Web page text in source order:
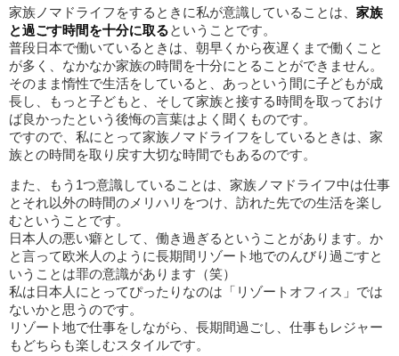
家族ノマドライフをするときに私が意識していることは、 家族
と過ごす時間を十分に取るということです。
普段日本で働いているときは、朝早くから夜遅くまで働くこと
が多く、なかなか家族の時間を十分にとることができません。
そのまま惰性で生活をしていると、あっという間に子どもが成
長し、もっと子どもと、そして家族と接する時間を取っておけ
ば良かったという後悔の言葉はよく聞くものです。
ですので、私にとって家族ノマドライフをしているときは、家
族との時間を取り戻す大切な時間でもあるのです。
また、もう1つ意識していることは、家族ノマドライフ中は仕事
とそれ以外の時間のメリハリをつけ、訪れた先での生活を楽し
むということです。
日本人の悪い癖として、働き過ぎるということがあります。か
と言って欧米人のように長期間リゾート地でのんびり過ごすと
いうことは罪の意識があります（笑）
私は日本人にとってぴったりなのは「リゾートオフィス」では
ないかと思うのです。
リゾート地で仕事をしながら、長期間過ごし、仕事もレジャー
もどちらも楽しむスタイルです。